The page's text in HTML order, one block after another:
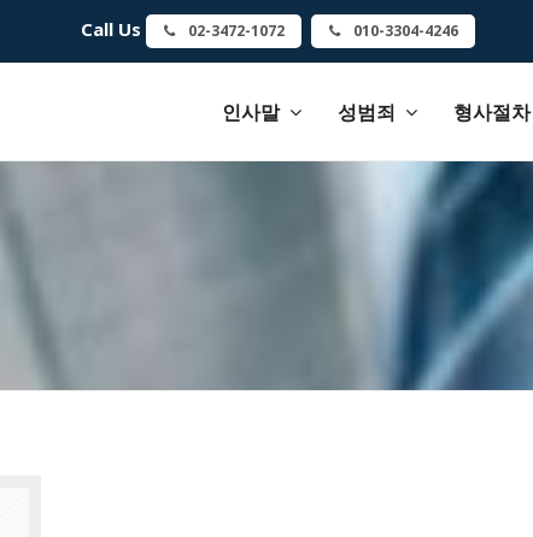
Call Us 02-3472-1072 010-3304-4246
인사말 성범죄 형사절차